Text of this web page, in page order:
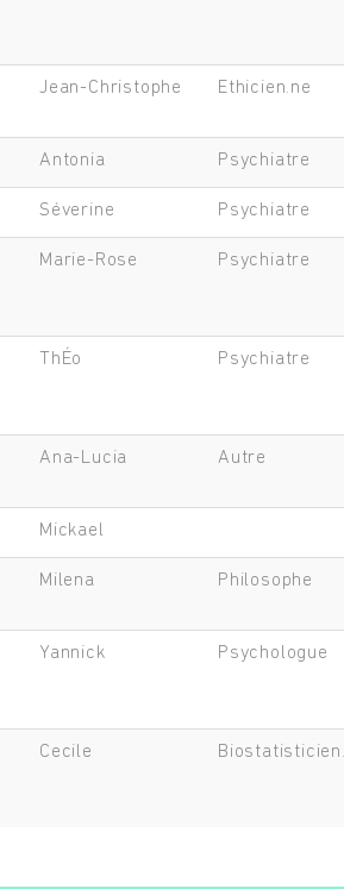
Jean-Christophe Ethicien.ne
Antonia Psychiatre
Séverine Psychiatre
Marie-Rose Psychiatre
ThÉo Psychiatre
Ana-Lucia Autre
Mickael
Milena Philosophe
Yannick Psychologue
Cecile